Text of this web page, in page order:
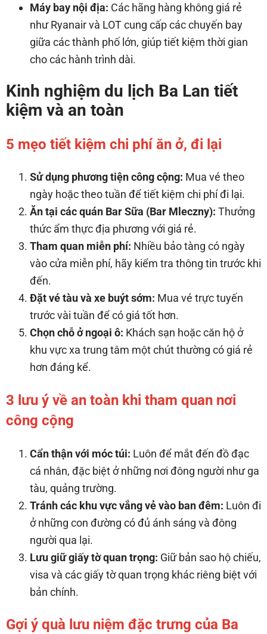
Máy bay nội địa: Các hãng hàng không giá rẻ
như Ryanair và LOT cung cấp các chuyến bay
giữa các thành phố lớn, giúp tiết kiệm thời gian
cho các hành trình dài.
Kinh nghiệm du lịch Ba Lan tiết
kiệm và an toàn
5 mẹo tiết kiệm chi phí ăn ở, đi lại
Sử dụng phương tiện công cộng: Mua vé theo
ngày hoặc theo tuần để tiết kiệm chi phí đi lại.
Ăn tại các quán Bar Sữa (Bar Mleczny): Thưởng
thức ẩm thực địa phương với giá rẻ.
Tham quan miễn phí: Nhiều bảo tàng có ngày
vào cửa miễn phí, hãy kiểm tra thông tin trước khi
đến.
Đặt vé tàu và xe buýt sớm: Mua vé trực tuyến
trước vài tuần để có giá tốt hơn.
Chọn chỗ ở ngoại ô: Khách sạn hoặc căn hộ ở
khu vực xa trung tâm một chút thường có giá rẻ
hơn đáng kể.
3 lưu ý về an toàn khi tham quan nơi
công cộng
Cẩn thận với móc túi: Luôn để mắt đến đồ đạc
cá nhân, đặc biệt ở những nơi đông người như ga
tàu, quảng trường.
Tránh các khu vực vắng vẻ vào ban đêm: Luôn đi
ở những con đường có đủ ánh sáng và đông
người qua lại.
Lưu giữ giấy tờ quan trọng: Giữ bản sao hộ chiếu,
visa và các giấy tờ quan trọng khác riêng biệt với
bản chính.
Gợi ý quà lưu niệm đặc trưng của Ba